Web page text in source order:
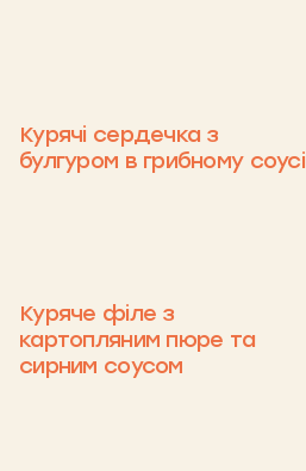
Курячі сердечка з
булгуром в грибному соусі
Куряче філе з
картопляним пюре та
сирним соусом